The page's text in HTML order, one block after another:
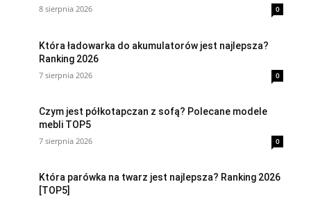
8 sierpnia 2026 0
Która ładowarka do akumulatorów jest najlepsza?
Ranking 2026
7 sierpnia 2026 0
Czym jest półkotapczan z sofą? Polecane modele
mebli TOP5
7 sierpnia 2026 0
Która parówka na twarz jest najlepsza? Ranking 2026
[TOP5]